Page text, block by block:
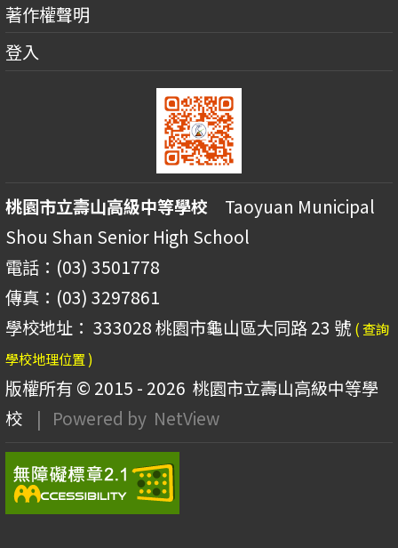
著作權聲明
登入
桃園市立壽山高級中等學校 Taoyuan Municipal
Shou Shan Senior High School
電話：(03) 3501778
傳真：(03) 3297861
學校地址： 333028 桃園市龜山區大同路 23 號 ( 查詢
學校地理位置 )
版權所有 © 2015 - 2026 桃園市立壽山高級中等學
校
| Powered by NetView